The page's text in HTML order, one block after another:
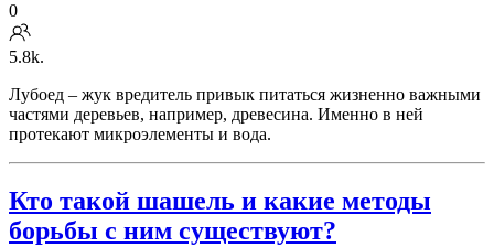
0
5.8k.
Лубоед – жук вредитель привык питаться жизненно важными
частями деревьев, например, древесина. Именно в ней
протекают микроэлементы и вода.
Кто такой шашель и какие методы
борьбы с ним существуют?